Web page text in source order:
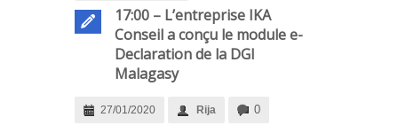
17:00 – L’entreprise IKA
Conseil a conçu le module e-
Declaration de la DGI
Malagasy
27/01/2020 Rija 0